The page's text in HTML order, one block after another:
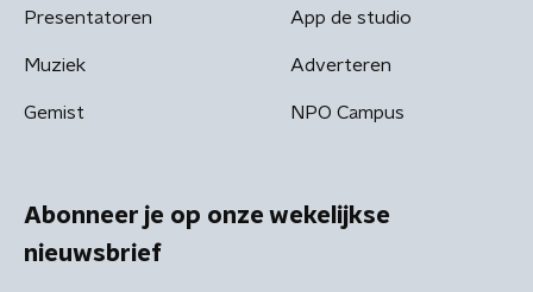
Presentatoren
Muziek
Gemist
App de studio
Adverteren
NPO Campus
Abonneer je op onze wekelijkse
nieuwsbrief